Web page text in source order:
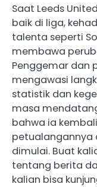
Saat Leeds
baik di liga,
talenta seperti
membawa
Penggemar dan
mengawasi
statistik dan
masa
bahwa ia
petualangannya
dimulai. Buat
tentang berita
kalian bisa